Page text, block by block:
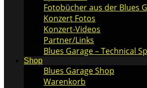
Fotobücher aus der Blues
Konzert Fotos
Konzert-Videos
Partner/Links
Blues Garage – Technical
Shop
Blues Garage Shop
Warenkorb